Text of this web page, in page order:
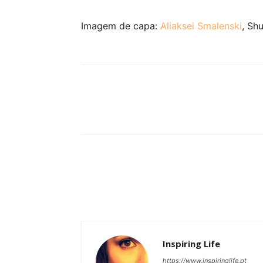
Imagem de capa: Aliaksei Smalenski,
Inspiring Life
https://www.inspiringlife.pt